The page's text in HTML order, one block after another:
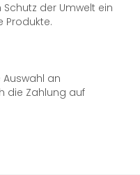
der Umwelt ein
Produkte.
an
die Zahlung auf